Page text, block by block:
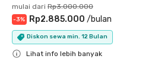
mulai dari Rp3.000.000
-3% Rp2.885.000 /bulan
Diskon sewa min. 12 Bulan
Lihat info lebih banyak